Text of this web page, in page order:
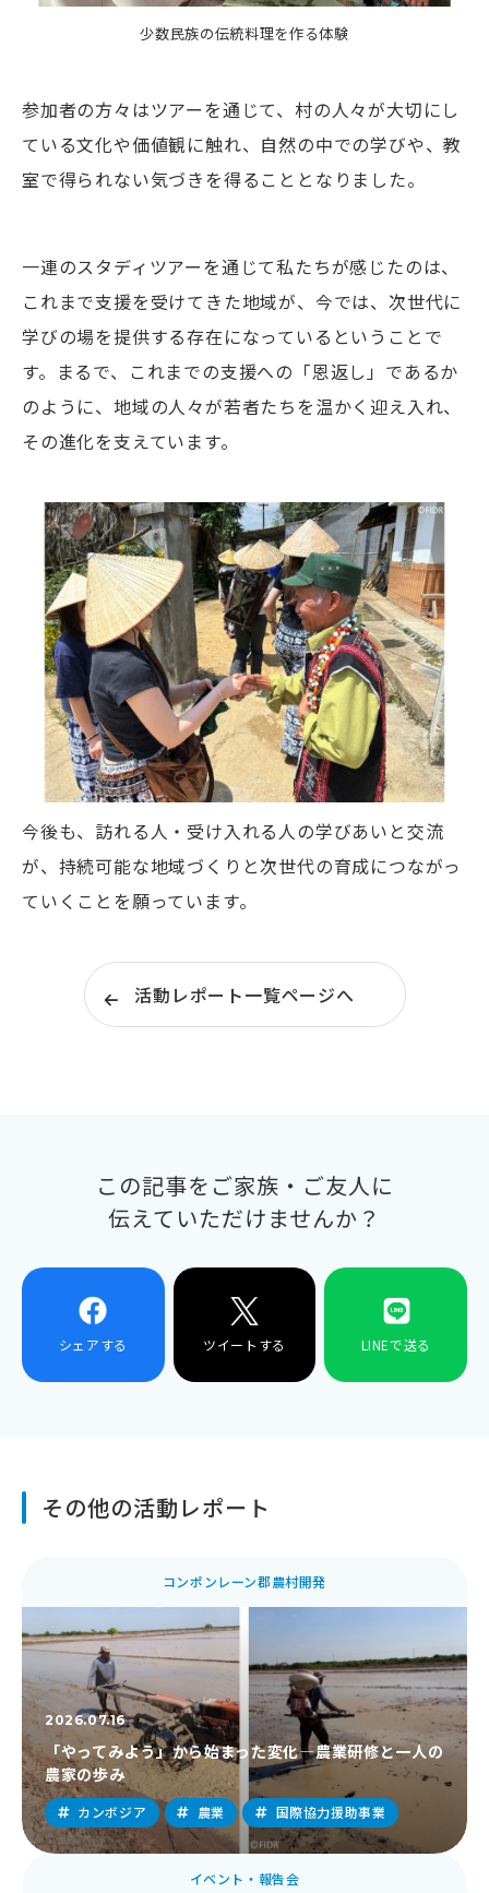
少数民族の伝統料理を作る体験
参加者の方々はツアーを通じて、村の人々が大切にし
ている文化や価値観に触れ、自然の中での学びや、教
室で得られない気づきを得ることとなりました。
一連のスタディツアーを通じて私たちが感じたのは、
これまで支援を受けてきた地域が、今では、次世代に
学びの場を提供する存在になっているということで
す。まるで、これまでの支援への「恩返し」であるか
のように、地域の人々が若者たちを温かく迎え入れ、
その進化を支えています。
今後も、訪れる人・受け入れる人の学びあいと交流
が、持続可能な地域づくりと次世代の育成につながっ
ていくことを願っています。
活動レポート一覧ページへ
この記事をご家族・ご友人に
伝えていただけませんか？
シェアする ツイートする LINEで送る
その他の活動レポート
コンポンレーン郡農村開発
2026.07.16
「やってみよう」から始まった変化―農業研修と一人の
農家の歩み
カンボジア 農業 国際協力援助事業
イベント・報告会